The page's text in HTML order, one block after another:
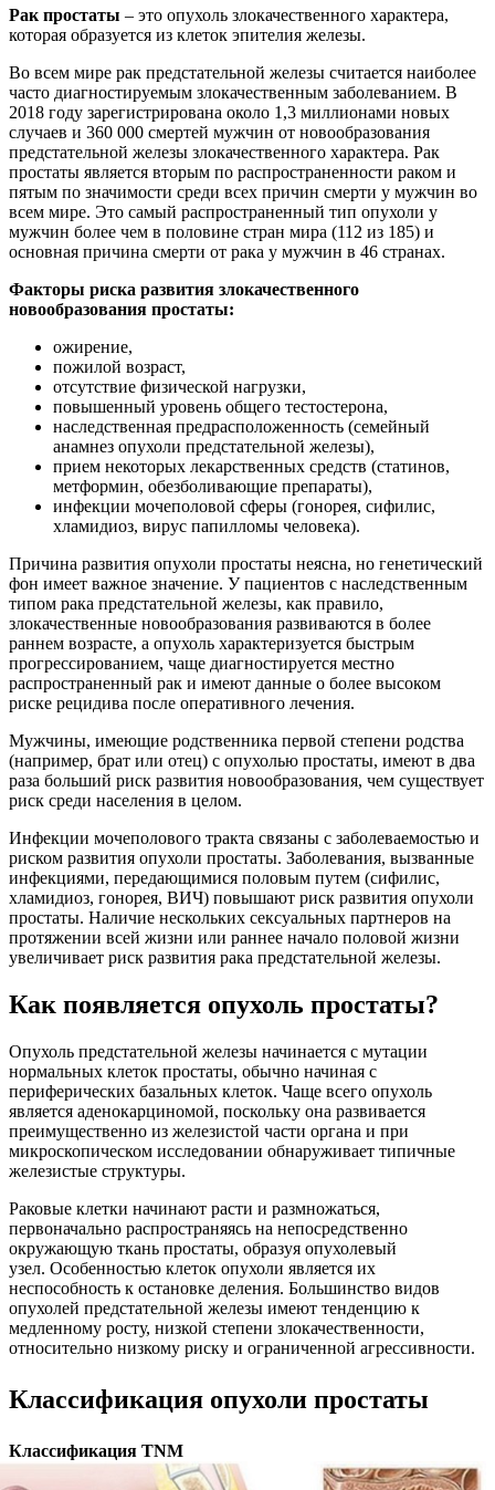
Рак простаты – это опухоль злокачественного характера,
которая образуется из клеток эпителия железы.
Во всем мире рак предстательной железы считается наиболее
часто диагностируемым злокачественным заболеванием. В
2018 году зарегистрирована около 1,3 миллионами новых
случаев и 360 000 смертей мужчин от новообразования
предстательной железы злокачественного характера. Рак
простаты является вторым по распространенности раком и
пятым по значимости среди всех причин смерти у мужчин во
всем мире. Это самый распространенный тип опухоли у
мужчин более чем в половине стран мира (112 из 185) и
основная причина смерти от рака у мужчин в 46 странах.
Факторы риска развития злокачественного
новообразования простаты:
ожирение,
пожилой возраст,
отсутствие физической нагрузки,
повышенный уровень общего тестостерона,
наследственная предрасположенность (семейный
анамнез опухоли предстательной железы),
прием некоторых лекарственных средств (статинов,
метформин, обезболивающие препараты),
инфекции мочеполовой сферы (гонорея, сифилис,
хламидиоз, вирус папилломы человека).
Причина развития опухоли простаты неясна, но генетический
фон имеет важное значение. У пациентов с наследственным
типом рака предстательной железы, как правило,
злокачественные новообразования развиваются в более
раннем возрасте, а опухоль характеризуется быстрым
прогрессированием, чаще диагностируется местно
распространенный рак и имеют данные о более высоком
риске рецидива после оперативного лечения.
Мужчины, имеющие родственника первой степени родства
(например, брат или отец) с опухолью простаты, имеют в два
раза больший риск развития новообразования, чем существует
риск среди населения в целом.
Инфекции мочеполового тракта связаны с заболеваемостью и
риском развития опухоли простаты. Заболевания, вызванные
инфекциями, передающимися половым путем (сифилис,
хламидиоз, гонорея, ВИЧ) повышают риск развития опухоли
простаты. Наличие нескольких сексуальных партнеров на
протяжении всей жизни или раннее начало половой жизни
увеличивает риск развития рака предстательной железы.
Как появляется опухоль простаты?
Опухоль предстательной железы начинается с мутации
нормальных клеток простаты, обычно начиная с
периферических базальных клеток. Чаще всего опухоль
является аденокарциномой, поскольку она развивается
преимущественно из железистой части органа и при
микроскопическом исследовании обнаруживает типичные
железистые структуры.
Раковые клетки начинают расти и размножаться,
первоначально распространяясь на непосредственно
окружающую ткань простаты, образуя опухолевый
узел. Особенностью клеток опухоли является их
неспособность к остановке деления. Большинство видов
опухолей предстательной железы имеют тенденцию к
медленному росту, низкой степени злокачественности,
относительно низкому риску и ограниченной агрессивности.
Классификация опухоли простаты
Классификация TNM